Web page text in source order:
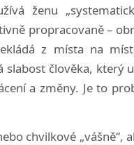
ženu
propracovaně –
z místa na
slabost člověka, který
a změny. Je to
chvilkové „vášně“,